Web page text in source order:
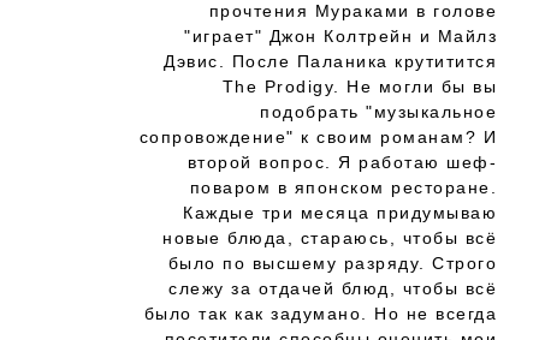
прочтения Мураками в голове
"играет" Джон Колтрейн и Майлз
Дэвис. После Паланика крутитится
The Prodigy. Не могли бы вы
подобрать "музыкальное
сопровождение" к своим романам? И
второй вопрос. Я работаю шеф-
поваром в японском ресторане.
Каждые три месяца придумываю
новые блюда, стараюсь, чтобы всё
было по высшему разряду. Строго
слежу за отдачей блюд, чтобы всё
было так как задумано. Но не всегда